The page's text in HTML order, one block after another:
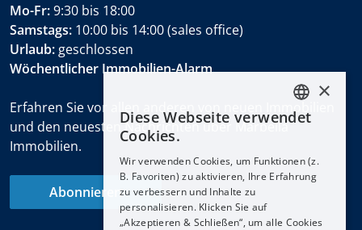
Mo-Fr:9:30 bis 18:00
Samstags: 10:00 bis 14:00 (sales office)
Urlaub: geschlossen
Wöchentlicher Immobilien-Alarm
Erfahren Sie vor allen anderen von neuen Immobilien
und den neuesten Nachrichten über Marbella
Immobilien.
Abonnieren
ENGLISH
DEUTSCH
NEDERLANDS
×
Diese Webseite verwendet
Cookies.
Wir verwenden Cookies, um Funktionen (z.
B. Favoriten) zu aktivieren, Ihre Erfahrung
zu verbessern und Inhalte zu
personalisieren. Klicken Sie auf
„Akzeptieren & Schließen“, um alle Cookies